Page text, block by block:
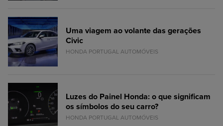
Uma viagem ao volante das gerações
Civic
HONDA PORTUGAL AUTOMÓVEIS
Luzes do Painel Honda: o que significam
os símbolos do seu carro?
HONDA PORTUGAL AUTOMÓVEIS